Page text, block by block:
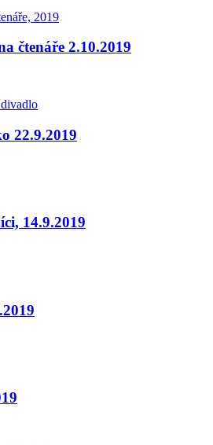
čtenáře 2.10.2019
22.9.2019
14.9.2019